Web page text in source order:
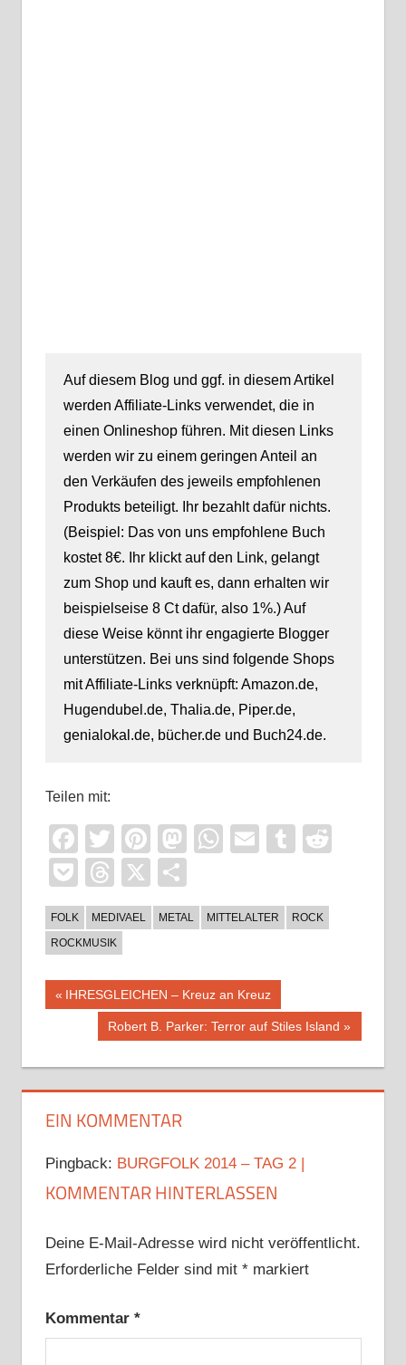
Auf diesem Blog und ggf. in diesem Artikel
werden Affiliate-Links verwendet, die in
einen Onlineshop führen. Mit diesen Links
werden wir zu einem geringen Anteil an
den Verkäufen des jeweils empfohlenen
Produkts beteiligt. Ihr bezahlt dafür nichts.
(Beispiel: Das von uns empfohlene Buch
kostet 8€. Ihr klickt auf den Link, gelangt
zum Shop und kauft es, dann erhalten wir
beispielseise 8 Ct dafür, also 1%.) Auf
diese Weise könnt ihr engagierte Blogger
unterstützen. Bei uns sind folgende Shops
mit Affiliate-Links verknüpft: Amazon.de,
Hugendubel.de, Thalia.de, Piper.de,
genialokal.de, bücher.de und Buch24.de.
Teilen mit:
Facebook
TwitterPinterest
Mastodon
WhatsApp
EmailTumblr
PocketThreads
X
FOLK MEDIVAEL METAL MITTELALTER
ROCK
ROCKMUSIK
Beitragsnavigation
Vorheriger
Beitrag:
IHRESGLEICHEN – Kreuz an Kreuz
Nächster
Robert B. Parker: Terror auf Stiles Island
EIN KOMMENTAR
Pingback: BURGFOLK 2014 – TAG 2 |
KOMMENTAR HINTERLASSEN
Deine E-Mail-Adresse wird nicht veröffentlicht.
Erforderliche Felder sind mit *markiert
Kommentar *